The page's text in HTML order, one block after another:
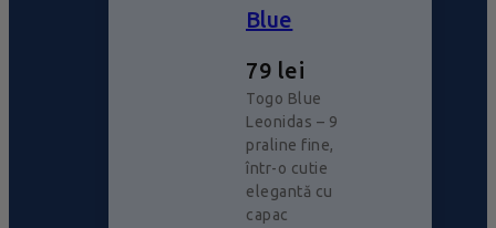
Blue
79 lei
Togo Blue
Leonidas – 9
praline fine,
într-o cutie
elegantă cu
capac